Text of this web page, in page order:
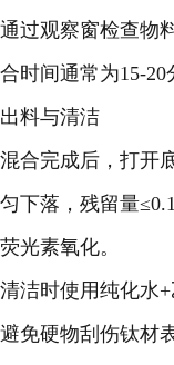
通过观察窗检查物
合时间通常为15-20
出料与清洁
混合完成后，打开
匀下落，残留量
荧光素氧化。
清洁时使用纯化水
避免硬物刮伤钛材